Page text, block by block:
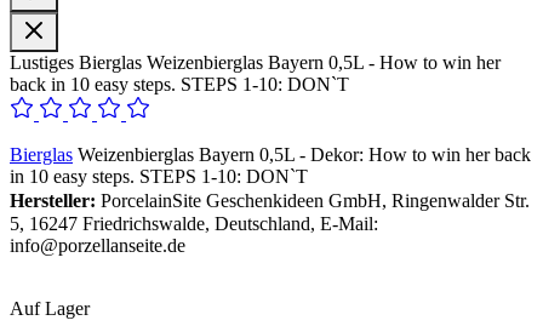
Lustiges Bierglas Weizenbierglas Bayern 0,5L - How to win her
back in 10 easy steps. STEPS 1-10: DON`T
Bierglas Weizenbierglas Bayern 0,5L - Dekor: How to win her back
in 10 easy steps. STEPS 1-10: DON`T
Hersteller: PorcelainSite Geschenkideen GmbH, Ringenwalder Str.
5, 16247 Friedrichswalde, Deutschland, E-Mail:
info@porzellanseite.de
Auf Lager